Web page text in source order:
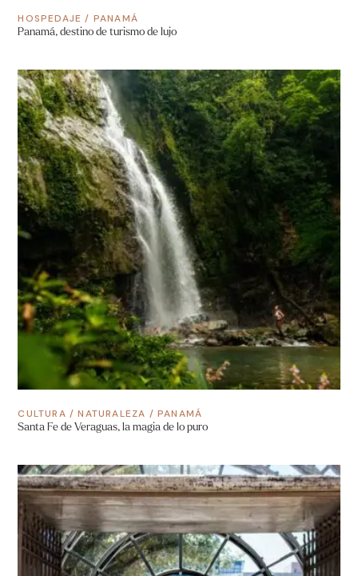
HOSPEDAJE / PANAMÁ
Panamá, destino de turismo de lujo
CULTURA /NATURALEZA /PANAMÁ
Santa Fe de Veraguas, la magia de lo puro